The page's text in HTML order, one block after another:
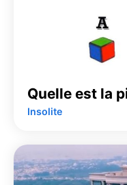
Quelle est la
Insolite